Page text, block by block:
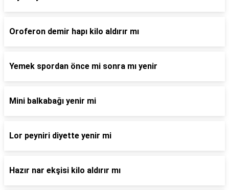
Oroferon demir hapı kilo aldırır mı
Yemek spordan önce mi sonra mı yenir
Mini balkabağı yenir mi
Lor peyniri diyette yenir mi
Hazır nar ekşisi kilo aldırır mı